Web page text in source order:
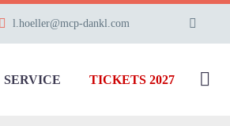
l.hoeller@mcp-dankl.com
SERVICE TICKETS 2027